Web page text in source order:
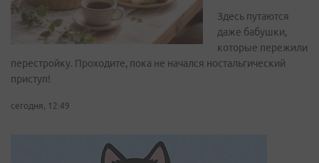
Здесь путаются
даже бабушки,
которые пережили
перестройку. Проходите, пока не начался ностальгический
приступ!
сегодня, 12:49